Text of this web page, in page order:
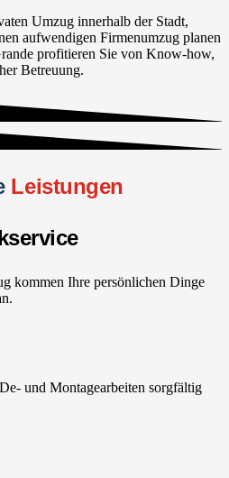
Umzug innerhalb der Stadt,
aufwendigen Firmenumzug planen
profitieren Sie von Know-how,
Betreuung.
Leistungen
kommen Ihre persönlichen Dinge
und Montagearbeiten sorgfältig